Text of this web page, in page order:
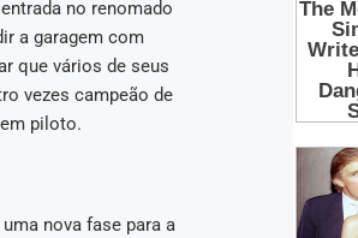
no renomado
a garagem com
que vários de seus
vezes campeão de
piloto.
nova fase para a